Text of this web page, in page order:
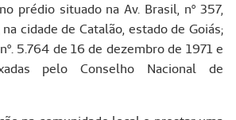
prédio situado na Av. Brasil, nº 357,
cidade de Catalão, estado de Goiás;
5.764 de 16 de dezembro de 1971 e
pelo Conselho Nacional de